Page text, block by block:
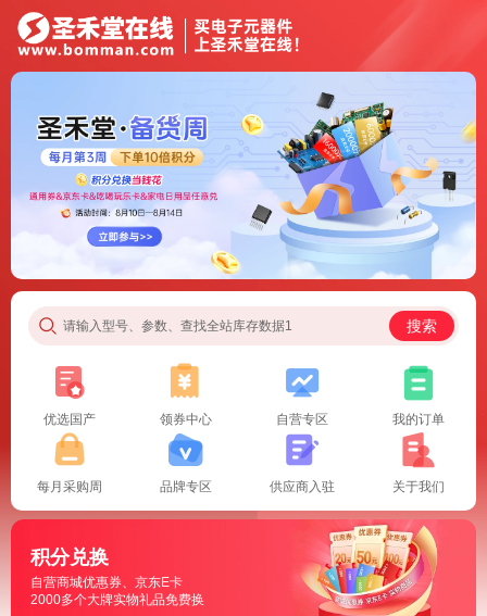
请输入型号、参数、查找全站库存数据1 搜索
优选国产 领券中心 自营专区 我的订单
每月采购周 品牌专区 供应商入驻 关于我们
积分兑换
自营商城优惠券、京东E卡
2000多个大牌实物礼品免费换